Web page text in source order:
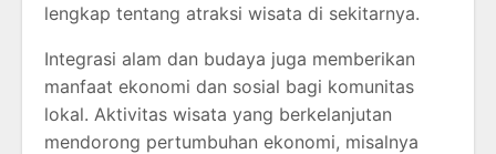
lengkap tentang atraksi wisata di sekitarnya.
Integrasi alam dan budaya juga memberikan
manfaat ekonomi dan sosial bagi komunitas
lokal. Aktivitas wisata yang berkelanjutan
mendorong pertumbuhan ekonomi, misalnya